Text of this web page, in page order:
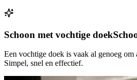
Schoon met vochtige doek
Een vochtige doek is vaak al genoeg om
Simpel, snel en effectief.